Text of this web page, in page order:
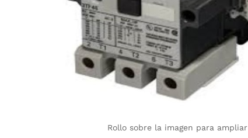
Rollo sobre la imagen para ampliar